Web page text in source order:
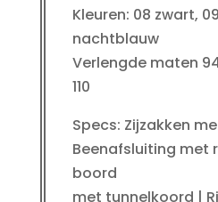
Kleuren: 08 zwart,
nachtblauw
Verlengde maten
110
Specs: Zijzakken
Beenafsluiting met
boord
met tunnelkoord |